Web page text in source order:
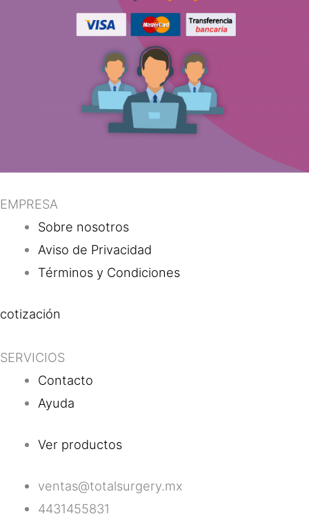
EMPRESA
Sobre nosotros
Aviso de Privacidad
Términos y Condiciones
cotización
SERVICIOS
Contacto
Ayuda
Ver productos
ventas@totalsurgery.mx
4431455831